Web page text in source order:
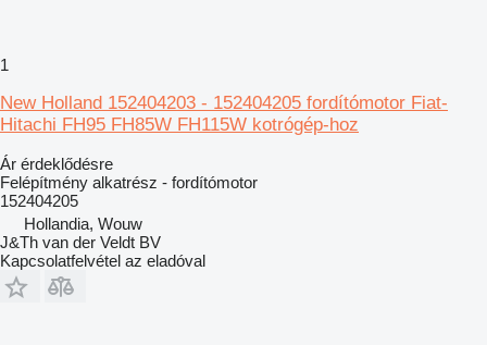
1
New Holland 152404203 - 152404205 fordítómotor Fiat-
Hitachi FH95 FH85W FH115W kotrógép-hoz
Ár érdeklődésre
Felépítmény alkatrész - fordítómotor
152404205
Hollandia, Wouw
J&Th van der Veldt BV
Kapcsolatfelvétel az eladóval